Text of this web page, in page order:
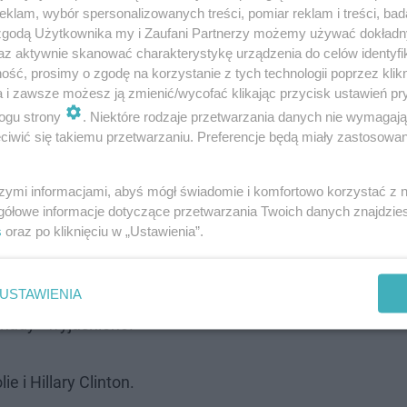
Times" , nowo wybrany papież Leon XIV jest
Justinem Bieberem.
tytułu odkryli, że ​​papież jest powiązany z
około sześć pokoleń wcześniej.
przodka, Louisa Bouchera de
z licznymi dalekimi kuzynami
i Hillary Clinton.
wybór spersonalizowanych treści, pomiar reklam i treści,
Użytkownika my i Zaufani Partnerzy możemy używać
aktywnie skanować charakterystykę urządzenia do celów
prosimy o zgodę na korzystanie z tych technologii poprzez
i zawsze możesz ją zmienić/wycofać klikając przycisk ustawień
strony
. Niektóre rodzaje przetwarzania danych nie
się takiemu przetwarzaniu. Preferencje będą miały
informacjami, abyś mógł świadomie i komfortowo korzystać z
informacje dotyczące przetwarzania Twoich danych
oraz po kliknięciu w „Ustawienia”.
USTAWIENIA